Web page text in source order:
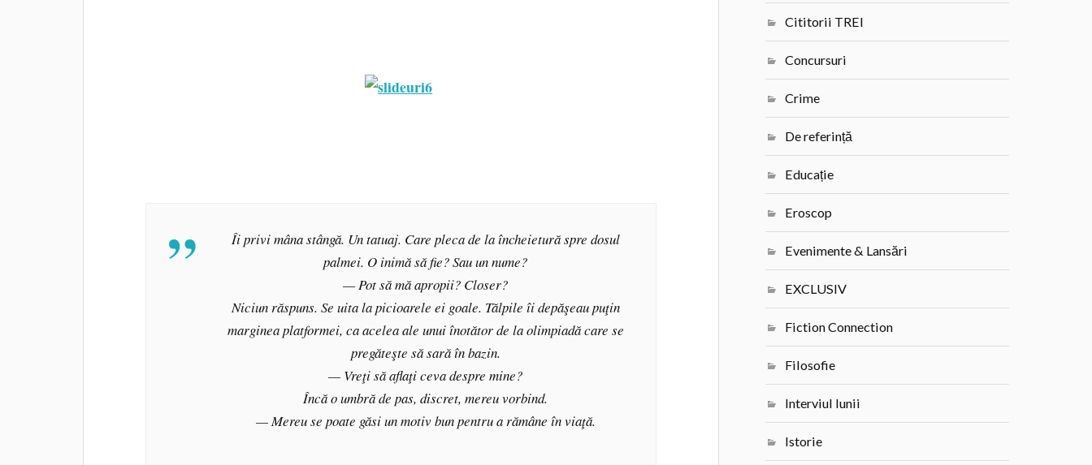
Îi privi mâna stângă. Un tatuaj. Care pleca de la încheietură spre dosul
palmei. O inimă să fie? Sau un nume?
— Pot să mă apropii? Closer?
Niciun răspuns. Se uita la picioarele ei goale. Tălpile îi depăşeau puţin
marginea platformei, ca acelea ale unui înotător de la olimpiadă care se
pregăteşte să sară în bazin.
— Vreţi să aflaţi ceva despre mine?
Încă o umbră de pas, discret, mereu vorbind.
— Mereu se poate găsi un motiv bun pentru a rămâne în viaţă.
Cititorii TREI
Concursuri
Crime
De referință
Educație
Eroscop
Evenimente & Lansări
EXCLUSIV
Fiction Connection
Filosofie
Interviul lunii
Istorie